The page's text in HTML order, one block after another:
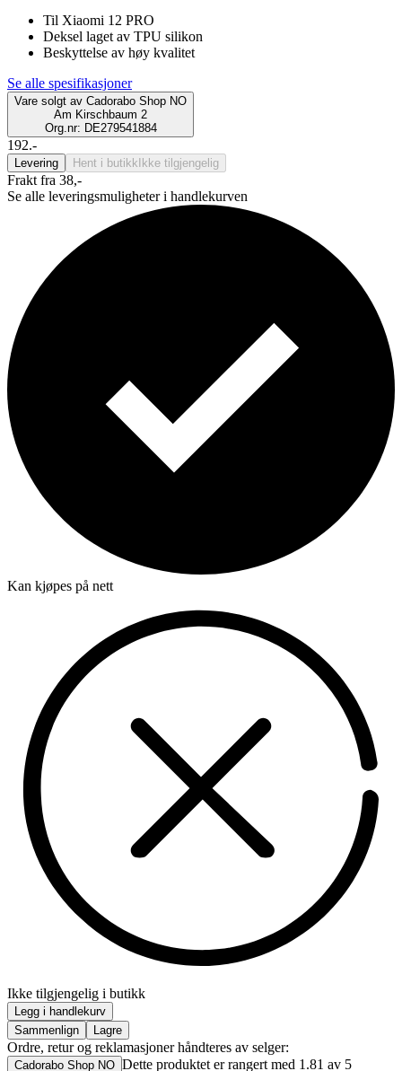
Til Xiaomi 12 PRO
Deksel laget av TPU silikon
Beskyttelse av høy kvalitet
Se alle spesifikasjoner
Vare solgt av Cadorabo Shop NO
Am Kirschbaum 2
Org.nr: DE279541884
192.-
Levering Hent i butikk Ikke tilgjengelig
Frakt fra 38,-
Se alle leveringsmuligheter i handlekurven
Kan kjøpes på nett
Ikke tilgjengelig i butikk
Legg i handlekurv
Sammenlign
Lagre
Ordre, retur og reklamasjoner håndteres av selger:
Cadorabo Shop NO Dette produktet er rangert med 1.81 av 5